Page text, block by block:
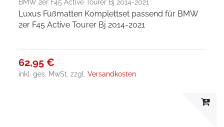
BMW 2er F45 Active Tourer Bj 2014-2021
Luxus Fußmatten Komplettset passend für BMW
2er F45 Active Tourer Bj 2014-2021
62,95 €
inkl. ges. MwSt. zzgl.Versandkosten